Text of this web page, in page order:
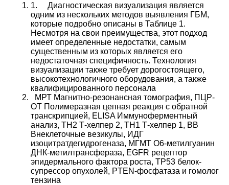
1. Диагностическая визуализация является
одним из нескольких методов выявления ГБМ,
которые подробно описаны в Таблице 1.
Несмотря на свои преимущества, этот подход
имеет определенные недостатки, самым
существенным из которых является его
недостаточная специфичность. Технология
визуализации также требует дорогостоящего,
высокотехнологичного оборудования, а также
квалифицированного персонала
МРТ Магнитно-резонансная томография, ПЦР-
ОТ Полимеразная цепная реакция с обратной
транскрипцией, ELISA Иммуноферментный
анализ, TH2 Т-хелпер 2, TH1 Т-хелпер 1, ВВ
Внеклеточные везикулы, ИДГ
изоцитратдегидрогеназа, МГМТ O6-метилгуанин
ДНК-метилтрансфераза, EGFR рецептор
эпидермального фактора роста, TP53 белок-
супрессор опухолей, PTEN-фосфатаза и гомолог
тензина